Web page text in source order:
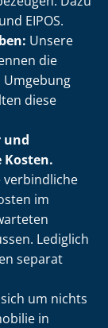
EIPOS.
Unsere
die
Umgebung
diese
und
verbindliche
im
Lediglich
separat
um nichts
in